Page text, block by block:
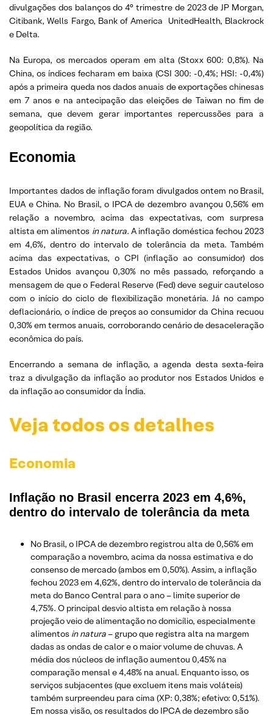
divulgações dos balanços do 4° trimestre de 2023 de JP Morgan,
Citibank, Wells Fargo, Bank of America UnitedHealth, Blackrock
e Delta.
Na Europa, os mercados operam em alta (Stoxx 600: 0,8%). Na
China, os índices fecharam em baixa (CSI 300: -0,4%; HSI: -0,4%)
após a primeira queda nos dados anuais de exportações chinesas
em 7 anos e na antecipação das eleições de Taiwan no fim de
semana, que devem gerar importantes repercussões para a
geopolítica da região.
Economia
Importantes dados de inflação foram divulgados ontem no Brasil,
EUA e China. No Brasil, o IPCA de dezembro avançou 0,56% em
relação a novembro, acima das expectativas, com surpresa
altista em alimentos in natura. A inflação doméstica fechou 2023
em 4,6%, dentro do intervalo de tolerância da meta. Também
acima das expectativas, o CPI (inflação ao consumidor) dos
Estados Unidos avançou 0,30% no mês passado, reforçando a
mensagem de que o Federal Reserve (Fed) deve seguir cauteloso
com o início do ciclo de flexibilização monetária. Já no campo
deflacionário, o índice de preços ao consumidor da China recuou
0,30% em termos anuais, corroborando cenário de desaceleração
econômica do país.
Encerrando a semana de inflação, a agenda desta sexta-feira
traz a divulgação da inflação ao produtor nos Estados Unidos e
da inflação ao consumidor da Índia.
Veja todos os detalhes
Economia
Inflação no Brasil encerra 2023 em 4,6%,
dentro do intervalo de tolerância da meta
No Brasil, o IPCA de dezembro registrou alta de 0,56% em
comparação a novembro, acima da nossa estimativa e do
consenso de mercado (ambos em 0,50%). Assim, a inflação
fechou 2023 em 4,62%, dentro do intervalo de tolerância da
meta do Banco Central para o ano – limite superior de
4,75%. O principal desvio altista em relação à nossa
projeção veio de alimentação no domicílio, especialmente
alimentos in natura – grupo que registra alta na margem
dadas as ondas de calor e o maior volume de chuvas. A
média dos núcleos de inflação aumentou 0,45% na
comparação mensal e 4,48% na anual. Enquanto isso, os
serviços subjacentes (que excluem itens mais voláteis)
também surpreendeu para cima (XP: 0,38%; efetivo: 0,51%).
Em nossa visão, os resultados do IPCA de dezembro são